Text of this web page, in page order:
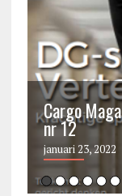
Cargo
nr 12
januari 23, 2022